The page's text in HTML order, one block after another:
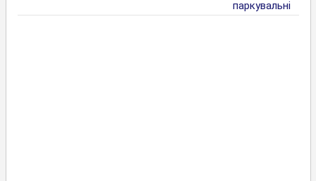
паркувальні